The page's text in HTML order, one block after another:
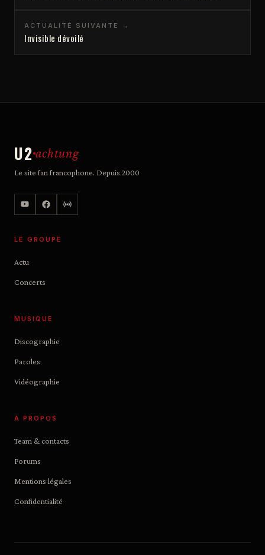
ACTUALITÉ SUIVANTE →
Invisible dévoilé
U2 achtung
Le site fan francophone. Depuis 2000
LE GROUPE
Actu
Concerts
MUSIQUE
Discographie
Paroles
Vidéographie
À PROPOS
Team & contacts
Forums
Mentions légales
Confidentialité